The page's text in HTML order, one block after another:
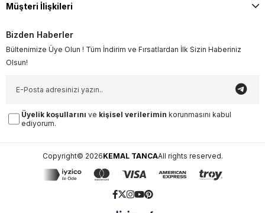
Müşteri İlişkileri
Bizden Haberler
Bültenimize Üye Olun ! Tüm İndirim ve Fırsatlardan İlk Sizin Haberiniz
Olsun!
Üyelik koşullarını ve kişisel verilerimin korunmasını kabul
ediyorum.
Copyright© 2026KEMAL TANCAAll rights reserved.